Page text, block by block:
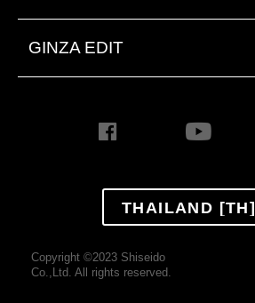
GINZA EDIT
THAILAND [TH]
Copyright ©2023 Shiseido
Co.,Ltd. All rights reserved.